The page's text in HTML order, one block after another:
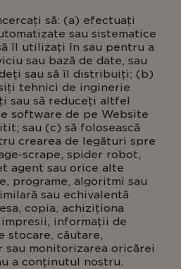
să: (a) efectuați
sau sistematice
îl utilizați în sau pentru a
sau bază de date, sau
sau să îl distribuiți; (b)
tehnici de inginerie
sau să reduceți altfel
software de pe Website
sau (c) să folosească
crearea de legături spre
scrape, spider robot,
agent sau orice alte
programe, algoritmi sau
sau echivalentă
copia, achiziționa
informații de
stocare, căutare,
sau monitorizarea oricărei
a conținutul nostru.